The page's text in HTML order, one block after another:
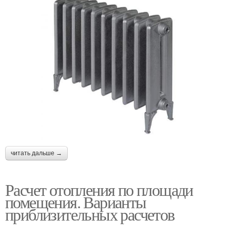
читать дальше →
Расчет отопления по площади
помещения. Варианты
приблизительных расчетов